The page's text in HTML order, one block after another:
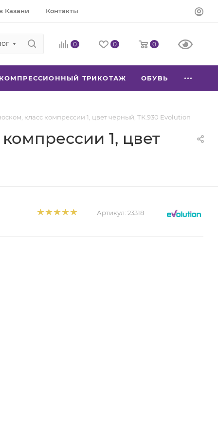
Казани Контакты
0 0 0
КОМПРЕССИОННЫЙ ТРИКОТАЖ ОБУВЬ
класс компрессии 1, цвет черный, ТК.930 Evolution
1, цвет
Артикул: 23318